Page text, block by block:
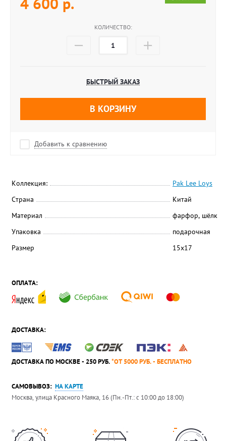
Коллекция:
Pak Lee Loys
Страна
Китай
Материал
фарфор, шёлк
Упаковка
подарочная
Размер
15х17
ОПЛАТА:
ДОСТАВКА:
ДОСТАВКА ПО МОСКВЕ - 250 РУБ.*ОТ 5000 РУБ. - БЕСПЛАТНО
САМОВЫВОЗ: НА КАРТЕ
Москва, улица Красного Маяка, 16 (Пн.-Пт.: с 10:00 до 18:00)
КОЛИЧЕСТВО:
БЫСТРЫЙ ЗАКАЗ
В КОРЗИНУ
Добавить к сравнению